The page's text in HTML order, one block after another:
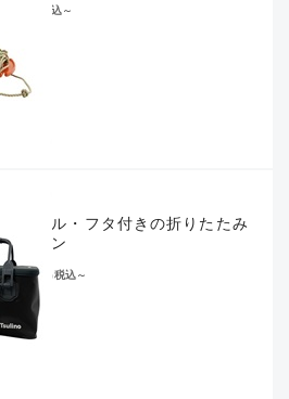
税込～
ハンドル・フタ付きの折りたたみ
バッカン
¥2,530税込～